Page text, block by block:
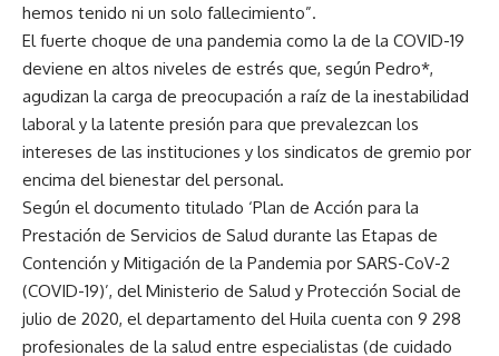
hemos tenido ni un solo fallecimiento”.
El fuerte choque de una pandemia como la de la COVID-19
deviene en altos niveles de estrés que, según Pedro*,
agudizan la carga de preocupación a raíz de la inestabilidad
laboral y la latente presión para que prevalezcan los
intereses de las instituciones y los sindicatos de gremio por
encima del bienestar del personal.
Según el documento titulado ‘Plan de Acción para la
Prestación de Servicios de Salud durante las Etapas de
Contención y Mitigación de la Pandemia por SARS-CoV-2
(COVID-19)’, del Ministerio de Salud y Protección Social de
julio de 2020, el departamento del Huila cuenta con 9 298
profesionales de la salud entre especialistas (de cuidado